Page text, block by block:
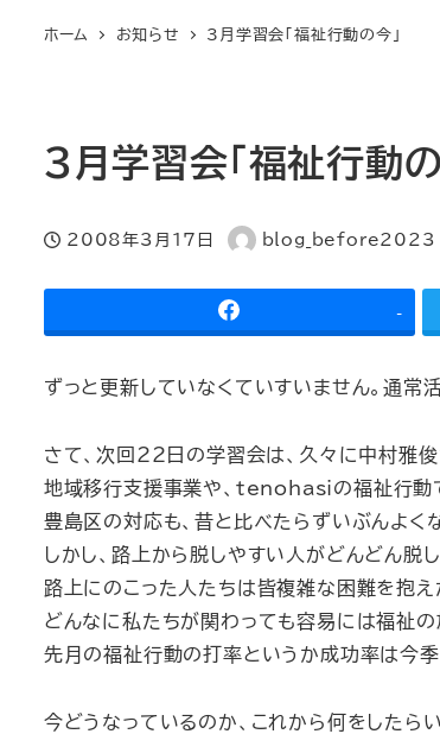
ホーム お知らせ 3月学習会「福祉行動の今」
3月学習会「福祉行動の
投稿日
2008年3月17日
著
blog_before2023
-
ずっと更新していなくていすいません。通常
さて、次回22日の学習会は、久々に中村雅
地域移行支援事業や、tenohasiの福祉行動
豊島区の対応も、昔と比べたらずいぶんよく
しかし、路上から脱しやすい人がどんどん脱し
路上にのこった人たちは皆複雑な困難を抱え
どんなに私たちが関わっても容易には福祉
先月の福祉行動の打率というか成功率は今季
今どうなっているのか、これから何をしたら